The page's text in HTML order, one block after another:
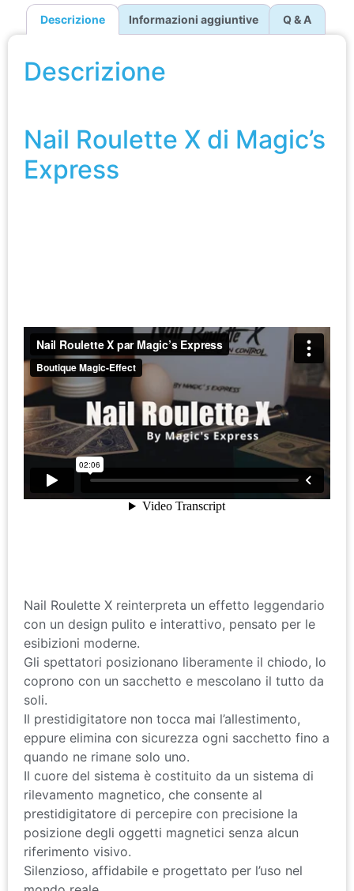
Descrizione Informazioni aggiuntive Q & A
Descrizione
Nail Roulette X di Magic’s
Express
Nail Roulette X reinterpreta un effetto leggendario
con un design pulito e interattivo, pensato per le
esibizioni moderne.
Gli spettatori posizionano liberamente il chiodo, lo
coprono con un sacchetto e mescolano il tutto da
soli.
Il prestidigitatore non tocca mai l’allestimento,
eppure elimina con sicurezza ogni sacchetto fino a
quando ne rimane solo uno.
Il cuore del sistema è costituito da un sistema di
rilevamento magnetico, che consente al
prestidigitatore di percepire con precisione la
posizione degli oggetti magnetici senza alcun
riferimento visivo.
Silenzioso, affidabile e progettato per l’uso nel